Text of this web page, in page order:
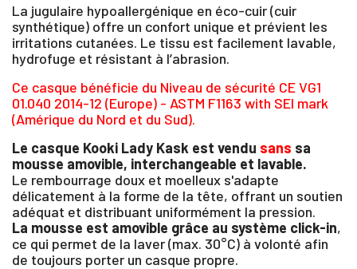
La jugulaire hypoallergénique en éco-cuir (cuir
synthétique) offre un confort unique et prévient les
irritations cutanées. Le tissu est facilement lavable,
hydrofuge et résistant à l’abrasion.
Ce casque bénéficie du Niveau de sécurité CE VG1
01.040 2014-12 (Europe) - ASTM F1163 with SEI mark
(Amérique du Nord et du Sud).
Le casque Kooki Lady Kask est vendu sans sa
mousse amovible, interchangeable et lavable.
Le rembourrage doux et moelleux s'adapte
délicatement à la forme de la tête, offrant un soutien
adéquat et distribuant uniformément la pression.
La mousse est amovible grâce au système click-in,
ce qui permet de la laver (max. 30°C) à volonté afin
de toujours porter un casque propre.